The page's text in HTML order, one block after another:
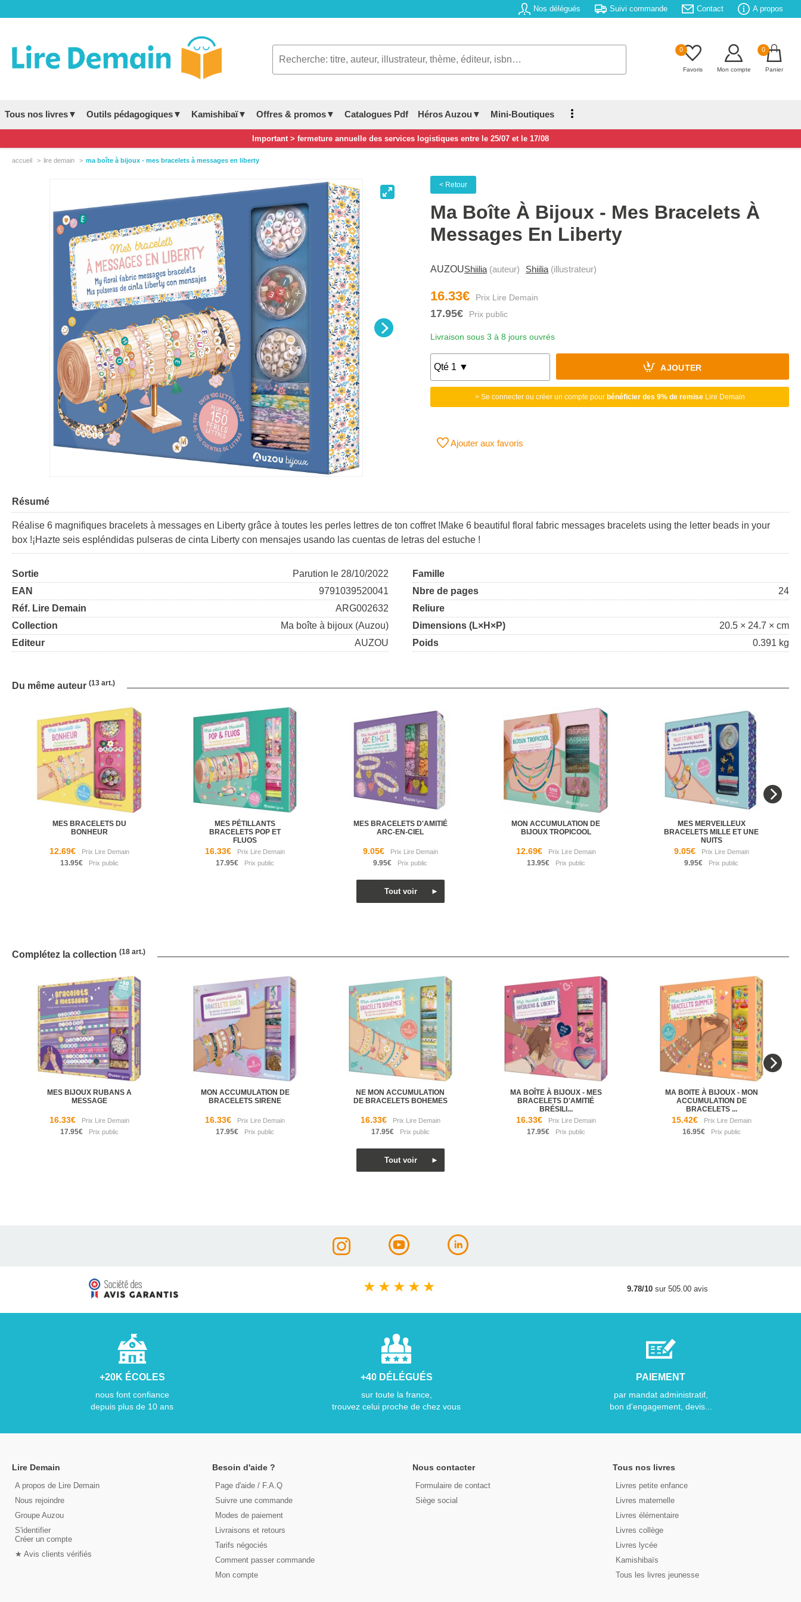
Nos délégués Suivi commande Contact A propos
0
Favoris Mon compte
0
Panier
Tous nos livres▼ Outils pédagogiques▼ Kamishibaï▼ Offres & promos▼ Catalogues Pdf Héros Auzou▼ Mini-Boutiques
Important > fermeture annuelle des services logistiques entre le 25/07 et le 17/08
accueil lire demain ma boîte à bijoux - mes bracelets à messages en liberty
< Retour
Ma Boîte À Bijoux - Mes Bracelets À
Messages En Liberty
AUZOUShiilia (auteur) Shiilia (illustrateur)
16.33€
17.95€
Livraison sous 3 à 8 jours ouvrés
AJOUTER
> Se connecter ou créer un compte pour bénéficier des 9% de remiseLire Demain
Ajouter aux favoris
Résumé
Réalise 6 magnifiques bracelets à messages en Liberty grâce à toutes les perles lettres de ton coffret !Make 6 beautiful floral fabric messages bracelets using the letter beads in your
box !¡Hazte seis espléndidas pulseras de cinta Liberty con mensajes usando las cuentas de letras del estuche !
Sortie
Parution le 28/10/2022
EAN
9791039520041
Réf. Lire Demain
ARG002632
Collection
Ma boîte à bijoux (Auzou)
Editeur
AUZOU
Famille
Nbre de pages
24
Reliure
Dimensions (L×H×P)
20.5 × 24.7 × cm
Poids
0.391 kg
Du même auteur (13 art.)
MES BRACELETS DU
BONHEUR
12.69€
13.95€
MES PÉTILLANTS
BRACELETS POP ET
FLUOS
16.33€
17.95€
MES BRACELETS D'AMITIÉ
ARC-EN-CIEL
9.05€
9.95€
MON ACCUMULATION DE
BIJOUX TROPICOOL
12.69€
13.95€
MES MERVEILLEUX
BRACELETS MILLE ET UNE
NUITS
9.05€
9.95€
Complétez la collection (18 art.)
MES BIJOUX RUBANS A
MESSAGE
16.33€
17.95€
MON ACCUMULATION DE
BRACELETS SIRENE
16.33€
17.95€
NE MON ACCUMULATION
DE BRACELETS BOHEMES
16.33€
17.95€
MA BOÎTE À BIJOUX - MES
BRACELETS D'AMITIÉ
BRÉSILI...
16.33€
17.95€
MA BOITE À BIJOUX - MON
ACCUMULATION DE
BRACELETS ...
15.42€
16.95€
★ ★ ★ ★ ★ 9.78/10sur 505.00 avis
+20K ÉCOLES
nous font confiance
depuis plus de 10 ans
+40 DÉLÉGUÉS
sur toute la france,
trouvez celui proche de chez vous
PAIEMENT
par mandat administratif,
bon d'engagement, devis...
Lire Demain
A propos de Lire Demain
Nous rejoindre
Groupe Auzou
S'identifier
Créer un compte
★ Avis clients vérifiés
Besoin d'aide ?
Page d'aide / F.A.Q
Suivre une commande
Modes de paiement
Livraisons et retours
Tarifs négociés
Comment passer commande
Mon compte
Nous contacter
Formulaire de contact
Siège social
Tous nos livres
Livres petite enfance
Livres maternelle
Livres élémentaire
Livres collège
Livres lycée
Kamishibaïs
Tous les livres jeunesse